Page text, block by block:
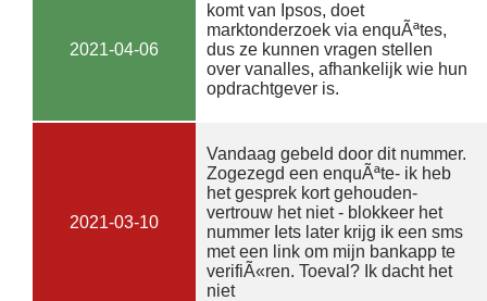
2021-04-06
komt van Ipsos, doet
marktonderzoek via enquÃªtes,
dus ze kunnen vragen stellen
over vanalles, afhankelijk wie hun
opdrachtgever is.
2021-03-10
Vandaag gebeld door dit nummer.
Zogezegd een enquÃªte- ik heb
het gesprek kort gehouden-
vertrouw het niet - blokkeer het
nummer Iets later krijg ik een sms
met een link om mijn bankapp te
verifiÃ«ren. Toeval? Ik dacht het
niet